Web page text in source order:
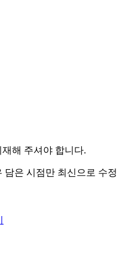
해 주셔야 합니다.
담은 시점만 최신으로 수정